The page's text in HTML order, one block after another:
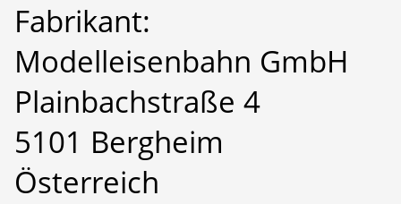
Fabrikant:
Modelleisenbahn GmbH
Plainbachstraße 4
5101 Bergheim
Österreich